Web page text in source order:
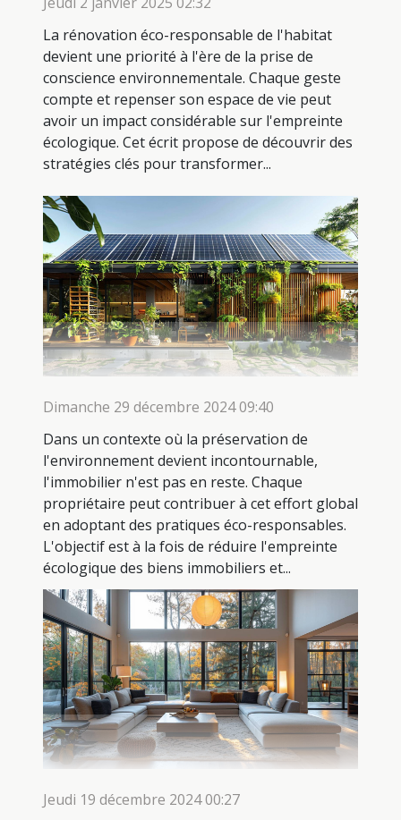
La rénovation éco-responsable de l'habitat
devient une priorité à l'ère de la prise de
conscience environnementale. Chaque geste
compte et repenser son espace de vie peut
avoir un impact considérable sur l'empreinte
écologique. Cet écrit propose de découvrir des
stratégies clés pour transformer...
Dimanche 29 décembre 2024 09:40
Dans un contexte où la préservation de
l'environnement devient incontournable,
l'immobilier n'est pas en reste. Chaque
propriétaire peut contribuer à cet effort global
en adoptant des pratiques éco-responsables.
L'objectif est à la fois de réduire l'empreinte
écologique des biens immobiliers et...
Jeudi 19 décembre 2024 00:27